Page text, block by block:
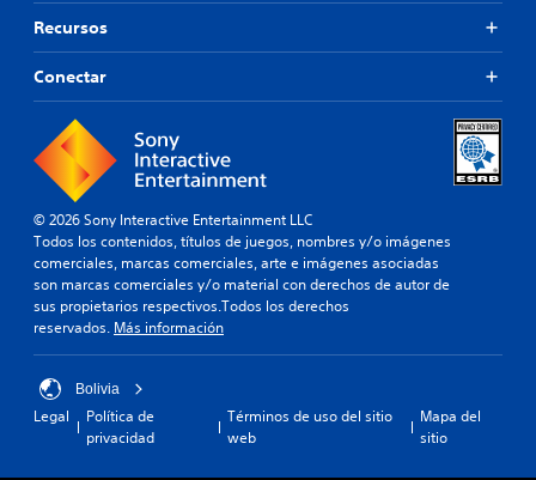
Recursos
Conectar
© 2026 Sony Interactive Entertainment LLC
Todos los contenidos, títulos de juegos, nombres y/o imágenes
comerciales, marcas comerciales, arte e imágenes asociadas
son marcas comerciales y/o material con derechos de autor de
sus propietarios respectivos.Todos los derechos
reservados. Más información
Bolivia
Legal
Política de
privacidad
Términos de uso del sitio
web
Mapa del
sitio